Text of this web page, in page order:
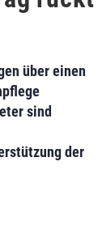
über einen
sind
der